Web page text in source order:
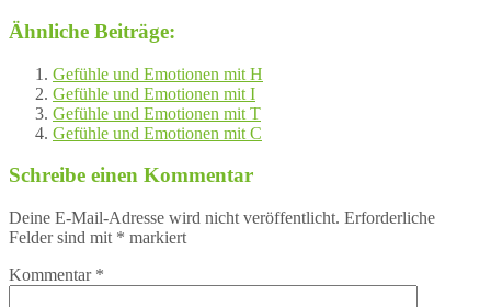
Ähnliche Beiträge:
Gefühle und Emotionen mit H
Gefühle und Emotionen mit I
Gefühle und Emotionen mit T
Gefühle und Emotionen mit C
Schreibe einen Kommentar
Deine E-Mail-Adresse wird nicht veröffentlicht. Erforderliche
Felder sind mit * markiert
Kommentar *